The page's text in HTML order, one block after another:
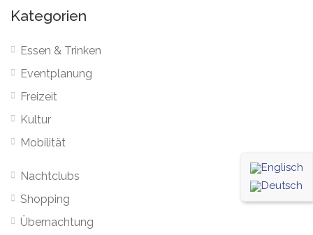
Kategorien
Essen & Trinken
Eventplanung
Freizeit
Kultur
Mobilität
Nachtclubs
Shopping
Übernachtung